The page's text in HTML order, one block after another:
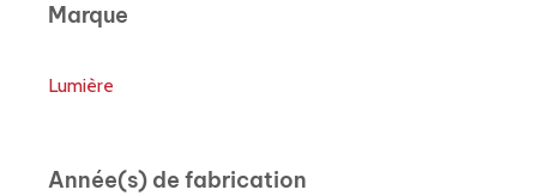
Marque
Lumière
Année(s) de fabrication